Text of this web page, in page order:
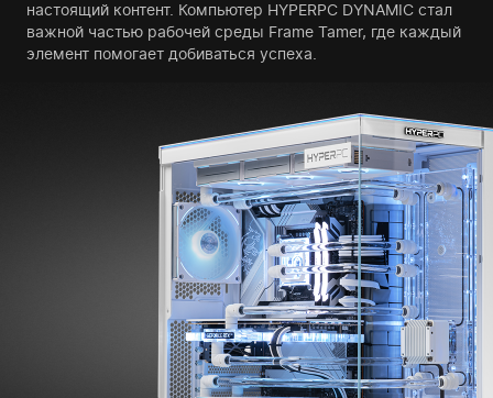
настоящий контент. Компьютер HYPERPC DYNAMIC стал
важной частью рабочей среды Frame Tamer, где каждый
элемент помогает добиваться успеха.